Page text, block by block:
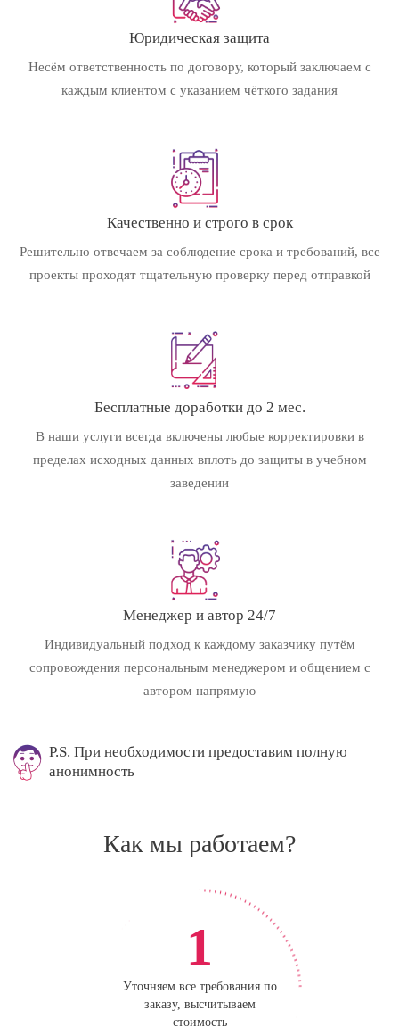
Юридическая защита
Несём ответственность по договору, который заключаем с
каждым клиентом с указанием чёткого задания
Качественно и строго в срок
Решительно отвечаем за соблюдение срока и требований, все
проекты проходят тщательную проверку перед отправкой
Бесплатные доработки до 2 мес.
В наши услуги всегда включены любые корректировки в
пределах исходных данных вплоть до защиты в учебном
заведении
Менеджер и автор 24/7
Индивидуальный подход к каждому заказчику путём
сопровождения персональным менеджером и общением с
автором напрямую
P.S. При необходимости предоставим полную
анонимность
Как мы работаем?
1
Уточняем все требования по
заказу, высчитываем
стоимость